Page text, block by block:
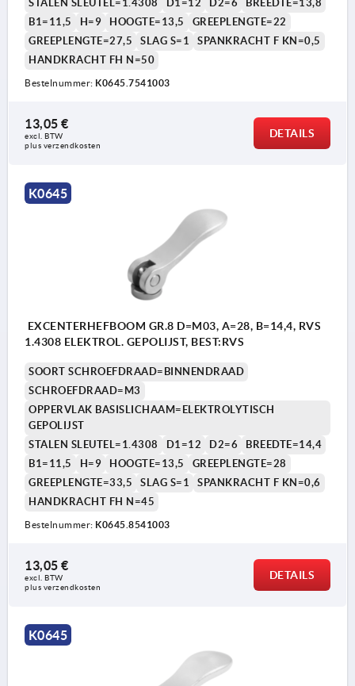
STALEN SLEUTEL=1.4308
D1=12 D2=6
BREEDTE=13,8
B1=11,5
H=9 HOOGTE=13,5
GREEPLENGTE=22
GREEPLENGTE=27,5
SLAG S=1
SPANKRACHT F KN=0,5
HANDKRACHT FH N=50
Bestelnummer: K0645.7541003
13,05 €
excl. BTW
plus verzendkosten
DETAILS
K0645
EXCENTERHEFBOOM GR.8 D=M03, A=28, B=14,4, RVS
1.4308 ELEKTROL. GEPOLIJST, BEST:RVS
SOORT SCHROEFDRAAD=BINNENDRAAD
SCHROEFDRAAD=M3
OPPERVLAK BASISLICHAAM=ELEKTROLYTISCH
GEPOLIJST
STALEN SLEUTEL=1.4308
D1=12 D2=6
BREEDTE=14,4
B1=11,5
H=9 HOOGTE=13,5
GREEPLENGTE=28
GREEPLENGTE=33,5
SLAG S=1
SPANKRACHT F KN=0,6
HANDKRACHT FH N=45
Bestelnummer: K0645.8541003
13,05 €
excl. BTW
plus verzendkosten
DETAILS
K0645